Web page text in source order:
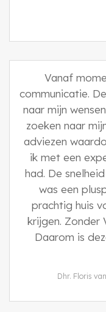
Vanaf
communicatie.
naar mijn
zoeken naar
adviezen
ik met een
had. De
was een
prachtig huis
krijgen. Zonder
Daarom is
Dhr. Floris